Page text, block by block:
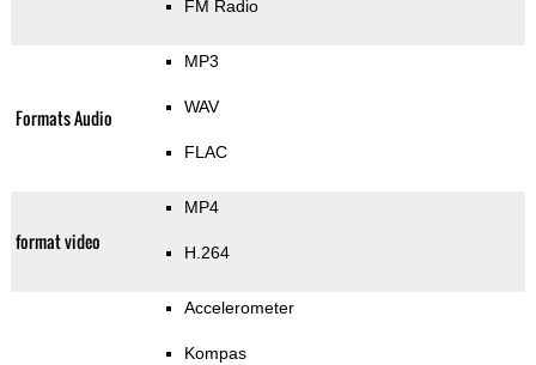
FM Radio
Formats Audio
MP3
WAV
FLAC
format video
MP4
H.264
Accelerometer
Kompas